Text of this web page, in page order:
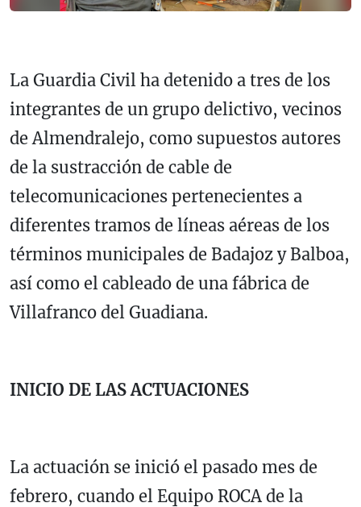
La Guardia Civil ha detenido a tres de los
integrantes de un grupo delictivo, vecinos
de Almendralejo, como supuestos autores
de la sustracción de cable de
telecomunicaciones pertenecientes a
diferentes tramos de líneas aéreas de los
términos municipales de Badajoz y Balboa,
así como el cableado de una fábrica de
Villafranco del Guadiana.
INICIO DE LAS ACTUACIONES
La actuación se inició el pasado mes de
febrero, cuando el Equipo ROCA de la